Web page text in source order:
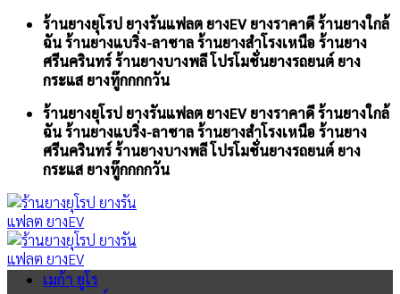
Skip
content
ร้านยางยุโรป ยางรันแฟลต ยางEV ยางราคาดี ร้านยางใกล้
ฉัน ร้านยางแบริ่ง-ลาซาล ร้านยางสำโรงเหนือ ร้านยาง
ศรีนครินทร์ ร้านยางบางพลี โปรโมชั่นยางรถยนต์ ยาง
กระแส ยางทู๊กกกกวัน
ร้านยางยุโรป ยางรันแฟลต ยางEV ยางราคาดี ร้านยางใกล้
ฉัน ร้านยางแบริ่ง-ลาซาล ร้านยางสำโรงเหนือ ร้านยาง
ศรีนครินทร์ ร้านยางบางพลี โปรโมชั่นยางรถยนต์ ยาง
กระแส ยางทู๊กกกกวัน
เมก้า ยูโร